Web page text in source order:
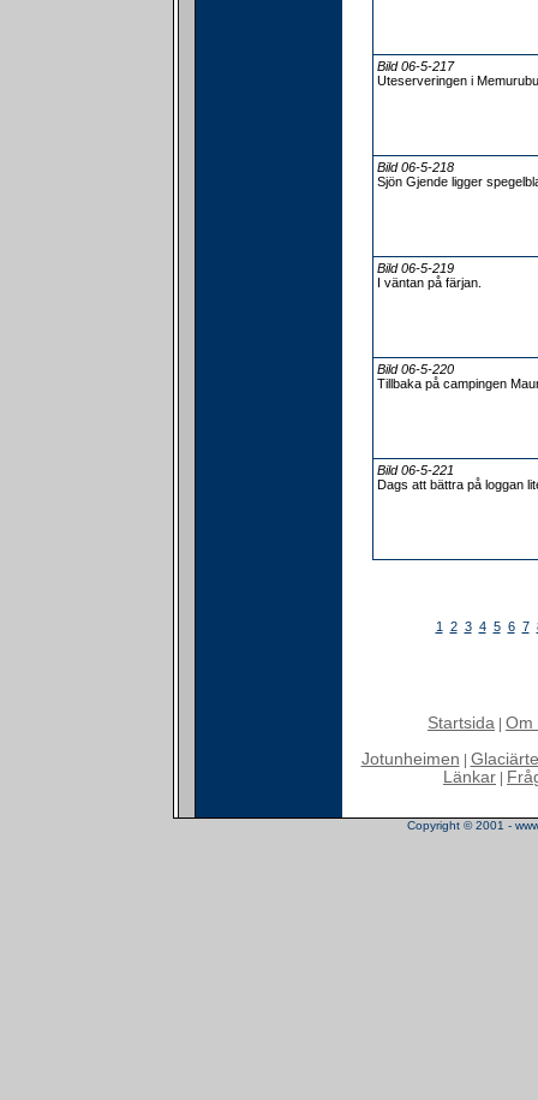
Bild 06-5-217
Uteserveringen i
Bild 06-5-218
Sjön Gjende ligger
Bild 06-5-219
I väntan på färjan.
Bild 06-5-220
Tillbaka på campingen
Bild 06-5-221
Dags att bättra på loggan
1 2 3 4 5 6 7
Startsida Om
Jotunheimen
Länkar
Copyright © 2001 -